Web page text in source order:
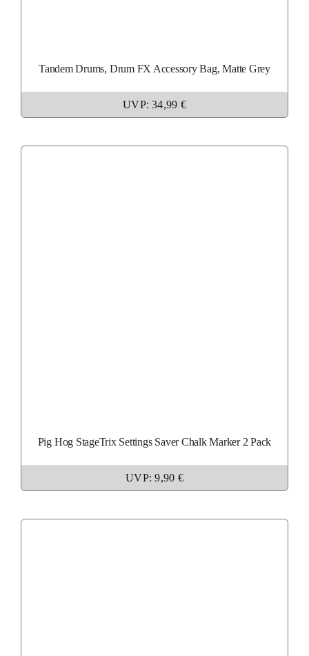
Tandem Drums, Drum FX Accessory Bag, Matte Grey
UVP: 34,99 €
Pig Hog StageTrix Settings Saver Chalk Marker 2 Pack
UVP: 9,90 €